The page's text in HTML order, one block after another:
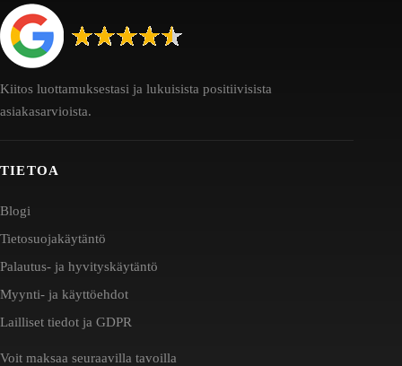
Kiitos luottamuksestasi ja lukuisista positiivisista
asiakasarvioista.
TIETOA
Blogi
Tietosuojakäytäntö
Palautus- ja hyvityskäytäntö
Myynti- ja käyttöehdot
Lailliset tiedot ja GDPR
Voit maksaa seuraavilla tavoilla